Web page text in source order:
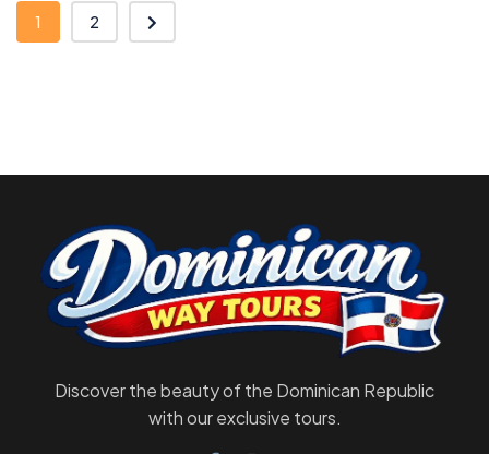
1 2
Discover the beauty of the Dominican Republic
with our exclusive tours.